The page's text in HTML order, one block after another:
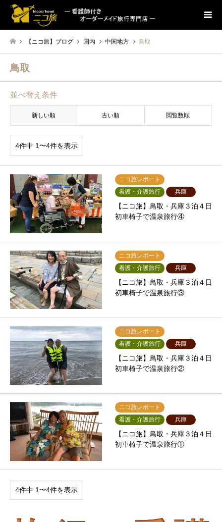
【ニコ旅】ブログ 国内 中国地方 鳥取
鳥取
並べ替え条件
新しい順 古い順 閲覧数順
4件中 1〜4件を表示
ニコ旅レポート
看護・介護旅行
兵庫
【ニコ旅】鳥取・兵庫３泊４日
初車椅子で温泉旅行④
ニコ旅レポート
看護・介護旅行
兵庫
【ニコ旅】鳥取・兵庫３泊４日
初車椅子で温泉旅行③
ニコ旅レポート
看護・介護旅行
兵庫
【ニコ旅】鳥取・兵庫３泊４日
初車椅子で温泉旅行②
ニコ旅レポート
看護・介護旅行
兵庫
【ニコ旅】鳥取・兵庫３泊４日
初車椅子で温泉旅行①
4件中 1〜4件を表示